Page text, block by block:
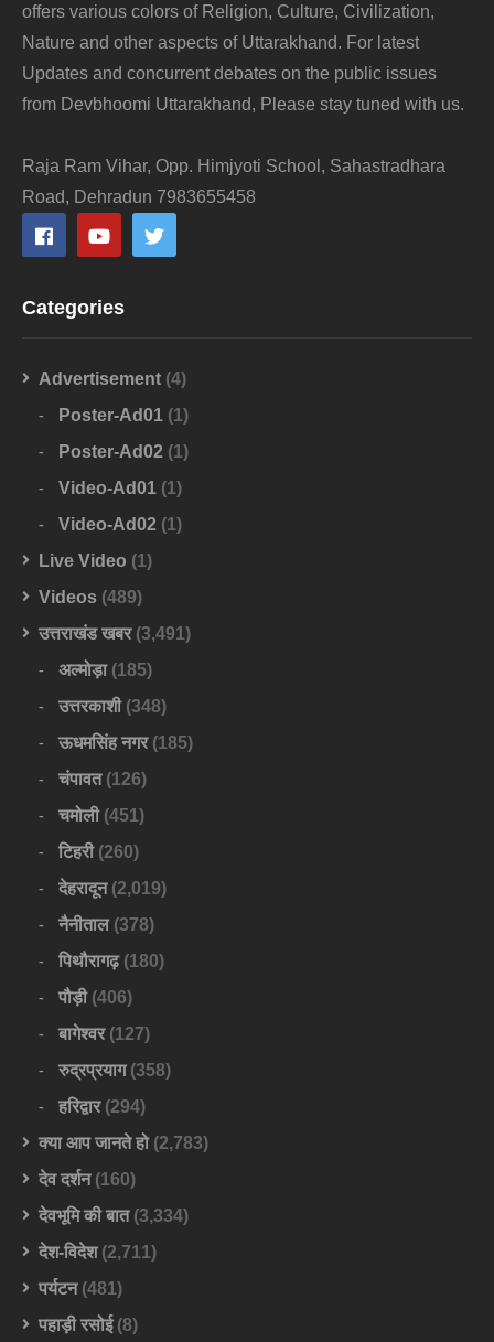
offers various colors of Religion, Culture, Civilization,
Nature and other aspects of Uttarakhand. For latest
Updates and concurrent debates on the public issues
from Devbhoomi Uttarakhand, Please stay tuned with us.
Raja Ram Vihar, Opp. Himjyoti School, Sahastradhara
Road, Dehradun 7983655458
Categories
Advertisement (4)
Poster-Ad01 (1)
Poster-Ad02 (1)
Video-Ad01 (1)
Video-Ad02 (1)
Live Video (1)
Videos (489)
उत्तराखंड खबर(3,491)
अल्मोड़ा(185)
उत्तरकाशी(348)
ऊधमसिंह नगर(185)
चंपावत(126)
चमोली(451)
टिहरी(260)
देहरादून(2,019)
नैनीताल(378)
पिथौरागढ़(180)
पौड़ी(406)
बागेश्वर(127)
रुद्रप्रयाग(358)
हरिद्वार(294)
क्या आप जानते हो(2,783)
देव दर्शन(160)
देवभूमि की बात(3,334)
देश-विदेश(2,711)
पर्यटन(481)
पहाड़ी रसोई(8)